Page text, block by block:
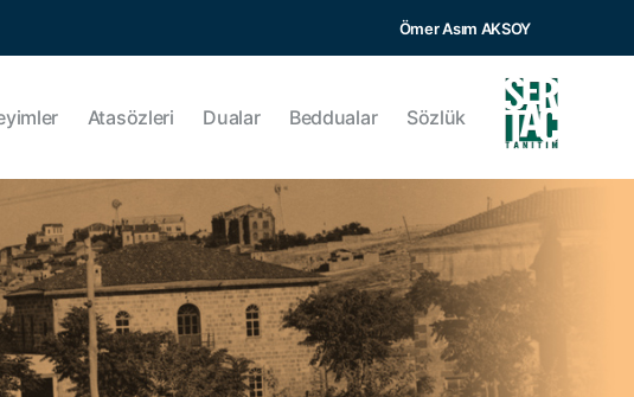
Ömer Asım AKSOY
Atasözleri Dualar Beddualar Sözlük